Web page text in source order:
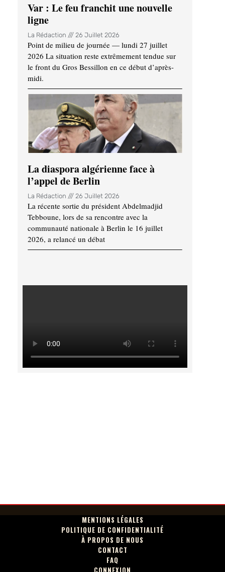
Var : Le feu franchit une nouvelle
ligne
La Rédaction 26 Juillet 2026
Point de milieu de journée — lundi 27 juillet
2026 La situation reste extrêmement tendue sur
le front du Gros Bessillon en ce début d’après-
midi.
La diaspora algérienne face à
l’appel de Berlin
La Rédaction 26 Juillet 2026
La récente sortie du président Abdelmadjid
Tebboune, lors de sa rencontre avec la
communauté nationale à Berlin le 16 juillet
2026, a relancé un débat
MENTIONS LÉGALES
POLITIQUE DE CONFIDENTIALITÉ
À PROPOS DE NOUS
CONTACT
FAQ